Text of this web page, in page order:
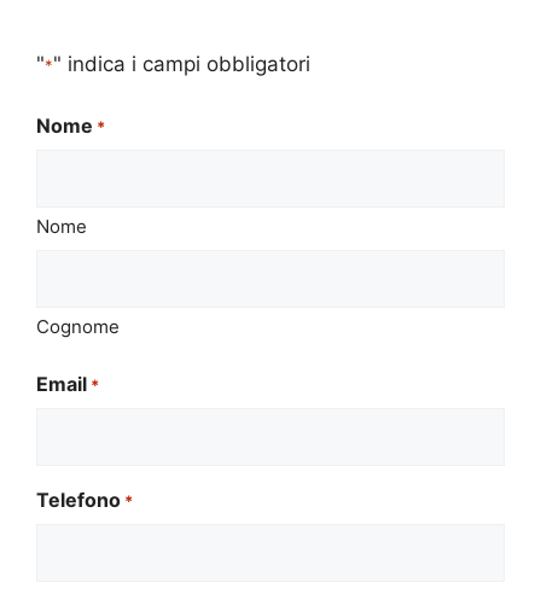
"*" indica i campi obbligatori
Nome *
Nome
Cognome
Email *
Telefono *